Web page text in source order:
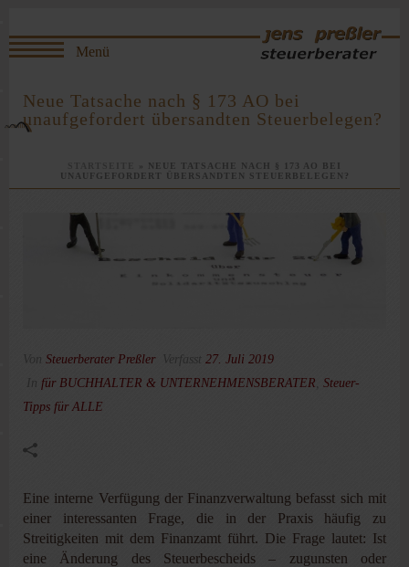
Neue Tatsache nach § 173 AO bei
unaufgefordert übersandten Steuerbelegen?
» NEUE TATSACHE NACH § 173 AO BEI
UNAUFGEFORDERT ÜBERSANDTEN STEUERBELEGEN?
Von Steuerberater Preßler Verfasst 27. Juli 2019
In für BUCHHALTER & UNTERNEHMENSBERATER Steuer-
Tipps für ALLE
Eine interne Verfügung der Finanzverwaltung befasst sich mit
einer interessanten Frage, die in der Praxis häufig zu
Streitigkeiten mit dem Finanzamt führt. Die Frage lautet: Ist
eine Änderung des Steuerbescheids – zugunsten oder